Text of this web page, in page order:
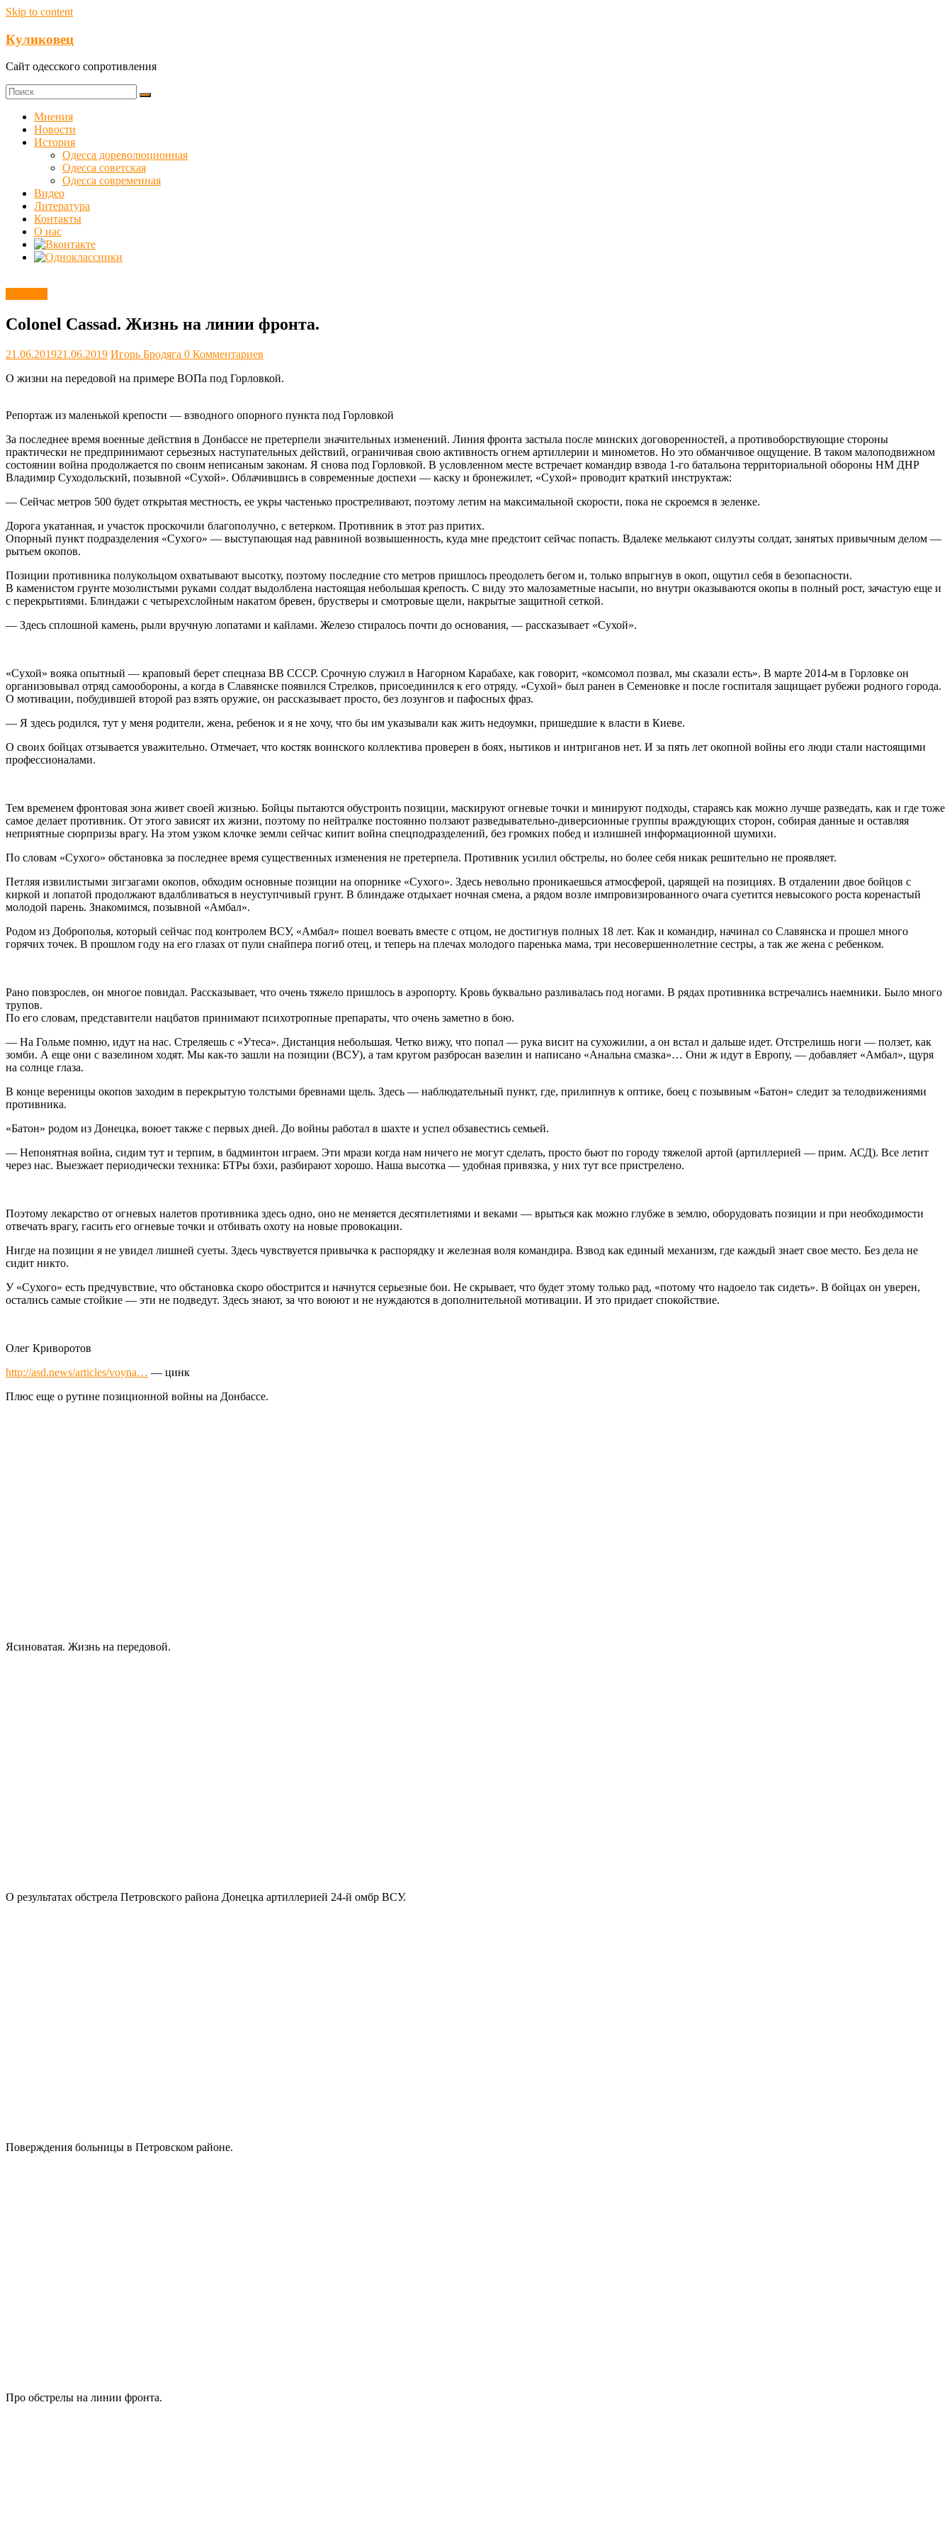
Skip to content
Куликовец
Сайт одесского сопротивления
Мнения
Новости
История
Одесса дореволюционная
Одесса советская
Одесса современная
Видео
Литература
Контакты
О нас
Colonel Cassad. Жизнь на линии фронта.
21.06.201921.06.2019 Игорь Бродяга 0 Комментариев
О жизни на передовой на примере ВОПа под Горловкой.
Репортаж из маленькой крепости — взводного опорного пункта под Горловкой
За последнее время военные действия в Донбассе не претерпели значительных изменений. Линия фронта застыла после минских договоренностей, а противоборствующие стороны
практически не предпринимают серьезных наступательных действий, ограничивая свою активность огнем артиллерии и минометов. Но это обманчивое ощущение. В таком малоподвижном
состоянии война продолжается по своим неписаным законам. Я снова под Горловкой. В условленном месте встречает командир взвода 1-го батальона территориальной обороны НМ ДНР
Владимир Суходольский, позывной «Сухой». Облачившись в современные доспехи — каску и бронежилет, «Сухой» проводит краткий инструктаж:
— Сейчас метров 500 будет открытая местность, ее укры частенько простреливают, поэтому летим на максимальной скорости, пока не скроемся в зеленке.
Дорога укатанная, и участок проскочили благополучно, с ветерком. Противник в этот раз притих.
Опорный пункт подразделения «Сухого» — выступающая над равниной возвышенность, куда мне предстоит сейчас попасть. Вдалеке мелькают силуэты солдат, занятых привычным делом —
рытьем окопов.
Позиции противника полукольцом охватывают высотку, поэтому последние сто метров пришлось преодолеть бегом и, только впрыгнув в окоп, ощутил себя в безопасности.
В каменистом грунте мозолистыми руками солдат выдолблена настоящая небольшая крепость. С виду это малозаметные насыпи, но внутри оказываются окопы в полный рост, зачастую еще и
с перекрытиями. Блиндажи с четырехслойным накатом бревен, брустверы и смотровые щели, накрытые защитной сеткой.
— Здесь сплошной камень, рыли вручную лопатами и кайлами. Железо стиралось почти до основания, — рассказывает «Сухой».
«Сухой» вояка опытный — краповый берет спецназа ВВ СССР. Срочную служил в Нагорном Карабахе, как говорит, «комсомол позвал, мы сказали есть». В марте 2014-м в Горловке он
организовывал отряд самообороны, а когда в Славянске появился Стрелков, присоединился к его отряду. «Сухой» был ранен в Семеновке и после госпиталя защищает рубежи родного города.
О мотивации, побудившей второй раз взять оружие, он рассказывает просто, без лозунгов и пафосных фраз.
— Я здесь родился, тут у меня родители, жена, ребенок и я не хочу, что бы им указывали как жить недоумки, пришедшие к власти в Киеве.
О своих бойцах отзывается уважительно. Отмечает, что костяк воинского коллектива проверен в боях, нытиков и интриганов нет. И за пять лет окопной войны его люди стали настоящими
профессионалами.
Тем временем фронтовая зона живет своей жизнью. Бойцы пытаются обустроить позиции, маскируют огневые точки и минируют подходы, стараясь как можно лучше разведать, как и где тоже
самое делает противник. От этого зависят их жизни, поэтому по нейтралке постоянно ползают разведывательно-диверсионные группы враждующих сторон, собирая данные и оставляя
неприятные сюрпризы врагу. На этом узком клочке земли сейчас кипит война спецподразделений, без громких побед и излишней информационной шумихи.
По словам «Сухого» обстановка за последнее время существенных изменения не претерпела. Противник усилил обстрелы, но более себя никак решительно не проявляет.
Петляя извилистыми зигзагами окопов, обходим основные позиции на опорнике «Сухого». Здесь невольно проникаешься атмосферой, царящей на позициях. В отдалении двое бойцов с
киркой и лопатой продолжают вдалбливаться в неуступчивый грунт. В блиндаже отдыхает ночная смена, а рядом возле импровизированного очага суетится невысокого роста коренастый
молодой парень. Знакомимся, позывной «Амбал».
Родом из Доброполья, который сейчас под контролем ВСУ, «Амбал» пошел воевать вместе с отцом, не достигнув полных 18 лет. Как и командир, начинал со Славянска и прошел много
горячих точек. В прошлом году на его глазах от пули снайпера погиб отец, и теперь на плечах молодого паренька мама, три несовершеннолетние сестры, а так же жена с ребенком.
Рано повзрослев, он многое повидал. Рассказывает, что очень тяжело пришлось в аэропорту. Кровь буквально разливалась под ногами. В рядах противника встречались наемники. Было много
трупов.
По его словам, представители нацбатов принимают психотропные препараты, что очень заметно в бою.
— На Гольме помню, идут на нас. Стреляешь с «Утеса». Дистанция небольшая. Четко вижу, что попал — рука висит на сухожилии, а он встал и дальше идет. Отстрелишь ноги — ползет, как
зомби. А еще они с вазелином ходят. Мы как-то зашли на позиции (ВСУ), а там кругом разбросан вазелин и написано «Анальна смазка»… Они ж идут в Европу, — добавляет «Амбал», щуря
на солнце глаза.
В конце вереницы окопов заходим в перекрытую толстыми бревнами щель. Здесь — наблюдательный пункт, где, прилипнув к оптике, боец с позывным «Батон» следит за телодвижениями
противника.
«Батон» родом из Донецка, воюет также с первых дней. До войны работал в шахте и успел обзавестись семьей.
— Непонятная война, сидим тут и терпим, в бадминтон играем. Эти мрази когда нам ничего не могут сделать, просто бьют по городу тяжелой артой (артиллерией — прим. АСД). Все летит
через нас. Выезжает периодически техника: БТРы бэхи, разбирают хорошо. Наша высотка — удобная привязка, у них тут все пристрелено.
Поэтому лекарство от огневых налетов противника здесь одно, оно не меняется десятилетиями и веками — врыться как можно глубже в землю, оборудовать позиции и при необходимости
отвечать врагу, гасить его огневые точки и отбивать охоту на новые провокации.
Нигде на позиции я не увидел лишней суеты. Здесь чувствуется привычка к распорядку и железная воля командира. Взвод как единый механизм, где каждый знает свое место. Без дела не
сидит никто.
У «Сухого» есть предчувствие, что обстановка скоро обострится и начнутся серьезные бои. Не скрывает, что будет этому только рад, «потому что надоело так сидеть». В бойцах он уверен,
остались самые стойкие — эти не подведут. Здесь знают, за что воюют и не нуждаются в дополнительной мотивации. И это придает спокойствие.
Олег Криворотов
http://asd.news/articles/voyna… — цинк
Плюс еще о рутине позиционной войны на Донбассе.
Ясиноватая. Жизнь на передовой.
О результатах обстрела Петровского района Донецка артиллерией 24-й омбр ВСУ.
Поверждения больницы в Петровском районе.
Про обстрелы на линии фронта.